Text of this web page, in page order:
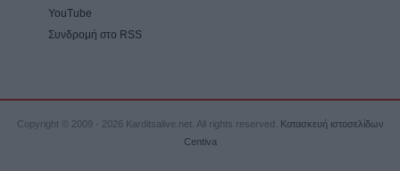
YouTube
Συνδρομή στο RSS
Copyright © 2009 - 2026 Karditsalive.net. All rights reserved. Κατασκευή ιστοσελίδων
Centiva